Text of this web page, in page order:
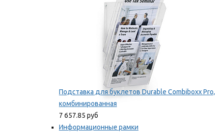
Подставка для буклетов Durable Combiboxx Pro,
комбинированная
7 657.85 руб
Информационные рамки